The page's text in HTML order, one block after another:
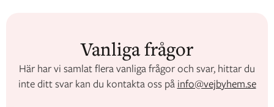
Vanliga frågor
Här har vi samlat flera vanliga frågor och svar, hittar du
inte ditt svar kan du kontakta oss på info@vejbyhem.se